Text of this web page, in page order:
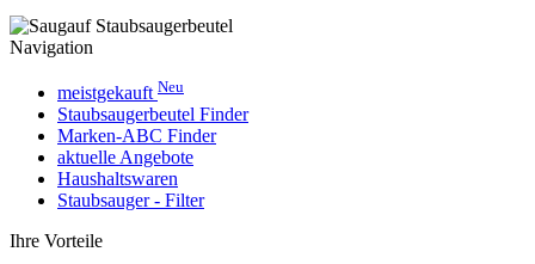
Navigation
meistgekauft Neu
Staubsaugerbeutel Finder
Marken-ABC Finder
aktuelle Angebote
Haushaltswaren
Staubsauger - Filter
Ihre Vorteile